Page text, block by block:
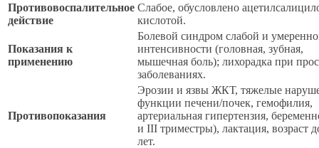
Противовоспалительное
действие
Слабое, обусловлено
кислотой.
Показания к
применению
Болевой синдром слабой и
интенсивности (головная, зубная,
мышечная боль); лихорадка при
заболеваниях.
Противопоказания
Эрозии и язвы ЖКТ, тяжелые
функции печени/почек, гемофилия,
артериальная гипертензия,
и III триместры), лактация, возраст
лет.